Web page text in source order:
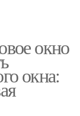
окно
окна: